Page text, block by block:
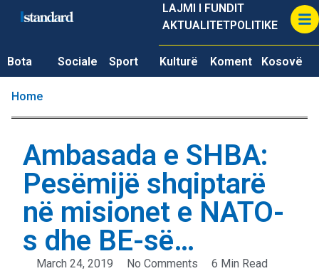
LAJMI I FUNDIT
AKTUALITETPOLITIKE
Bota Sociale Sport Kulturë Koment Kosovë
Home
Ambasada e SHBA:
Pesëmijë shqiptarë
në misionet e NATO-
s dhe BE-së…
March 24, 2019 No Comments
6 Min Read